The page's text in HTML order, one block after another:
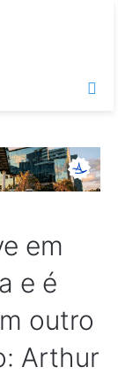
em
e é
outro
Arthur